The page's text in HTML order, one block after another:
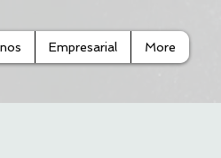
Empresarial More